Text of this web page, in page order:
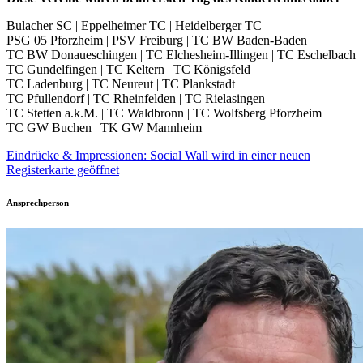
Bulacher SC | Eppelheimer TC | Heidelberger TC
PSG 05 Pforzheim | PSV Freiburg | TC BW Baden-Baden
TC BW Donaueschingen | TC Elchesheim-Illingen | TC Eschelbach
TC Gundelfingen | TC Keltern | TC Königsfeld
TC Ladenburg | TC Neureut | TC Plankstadt
TC Pfullendorf | TC Rheinfelden | TC Rielasingen
TC Stetten a.k.M. | TC Waldbronn | TC Wolfsberg Pforzheim
TC GW Buchen | TK GW Mannheim
Eindrücke & Impressionen: Social Wall wird in einer neuen
Registerkarte geöffnet
Ansprechperson